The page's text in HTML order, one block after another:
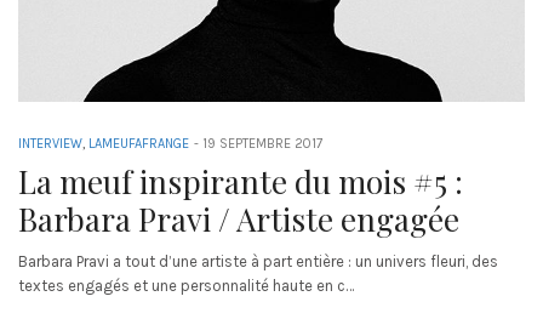
INTERVIEW, LAMEUFAFRANGE - 19 SEPTEMBRE 2017
La meuf inspirante du mois #5 :
Barbara Pravi / Artiste engagée
Barbara Pravi a tout d’une artiste à part entière : un univers fleuri, des
textes engagés et une personnalité haute en c…